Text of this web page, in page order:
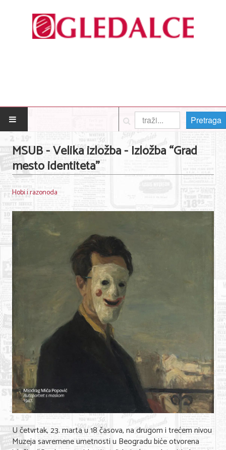
POČETNA
Posao
Usluge
Nega lica i tela
Shopping
Zdravlje i medicina
Sport i rekreacija
Hobi i razonoda
ADRESAR
Posao
Usluge
Pretraga
MSUB - Velika izložba - Izložba “Grad
mesto identiteta”
Hobi i razonoda
U četvrtak, 23. marta u 18 časova, na drugom i trećem nivou
Muzeja savremene umetnosti u Beogradu biće otvorena